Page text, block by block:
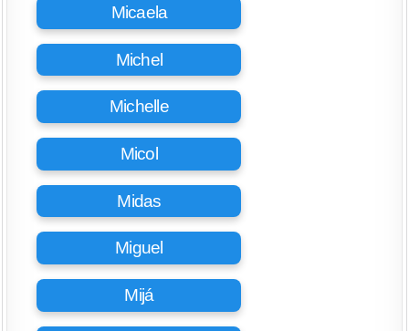
Micaela
Michel
Michelle
Micol
Midas
Miguel
Mijá